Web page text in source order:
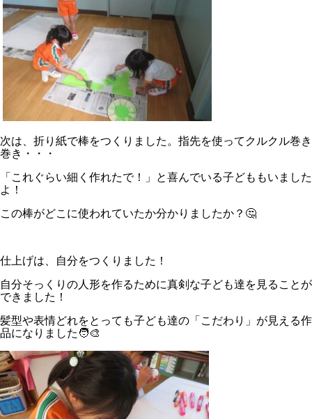
次は、折り紙で棒をつくりました。指先を使ってクルクル巻き
巻き・・・
「これぐらい細く作れたで！」と喜んでいる子どももいました
よ！
この棒がどこに使われていたか分かりましたか？🤔
仕上げは、自分をつくりました！
自分そっくりの人形を作るために真剣な子ども達を見ることが
できました！
髪型や表情どれをとっても子ども達の「こだわり」が見える作
品になりました🧑‍🎨